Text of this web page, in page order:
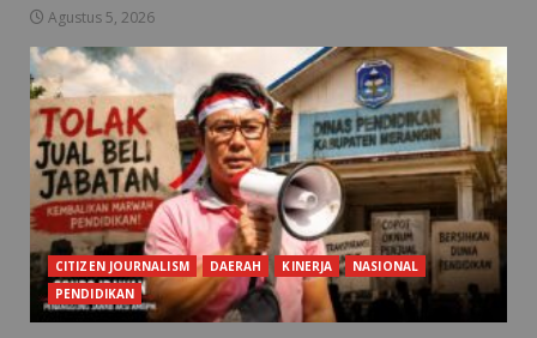
Agustus 5, 2026
CITIZEN JOURNALISM DAERAH KINERJA
NASIONAL
PENDIDIKAN